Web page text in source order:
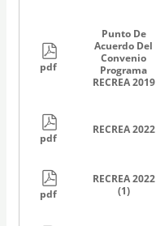
pdf
Punto De
Acuerdo Del
Convenio
Programa
RECREA 2019
pdf
RECREA 2022
pdf
RECREA 2022
(1)